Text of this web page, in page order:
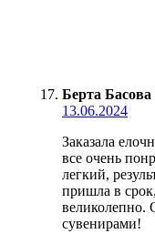
Берта Басова
13.06.2024
Заказала
все очень
легкий,
пришла в
великолепно.
сувенирами!